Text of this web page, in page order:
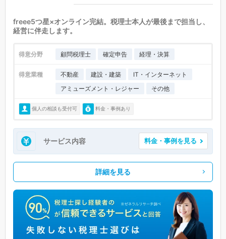
freee5つ星×オンライン完結。税理士本人が最後まで担当し、
経営に伴走します。
得意分野 顧問税理士 確定申告 経理・決算
得意業種 不動産 建設・建築
IT・インターネット
アミューズメント・レジャー
その他
個人の相談も受付可 料金・事例あり
サービス内容 料金・事例を見る
詳細を見る